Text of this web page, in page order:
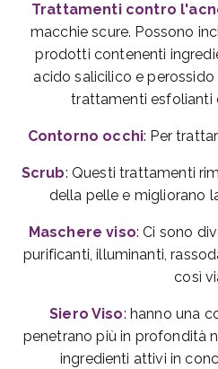
Trattamenti contro
macchie scure. Possono
prodotti contenenti
acido salicilico e
trattamenti esfolianti
Contorno occhi: Per
Scrub: Questi trattamenti
della pelle e migliorano
Maschere viso: Ci sono
purificanti, illuminanti,
così
Siero Viso: hanno una
penetrano più in profondità
ingredienti attivi in